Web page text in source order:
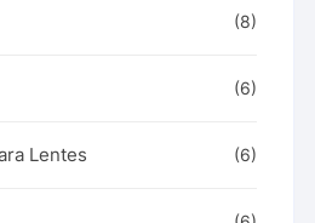
(8)
(6)
Lentes (6)